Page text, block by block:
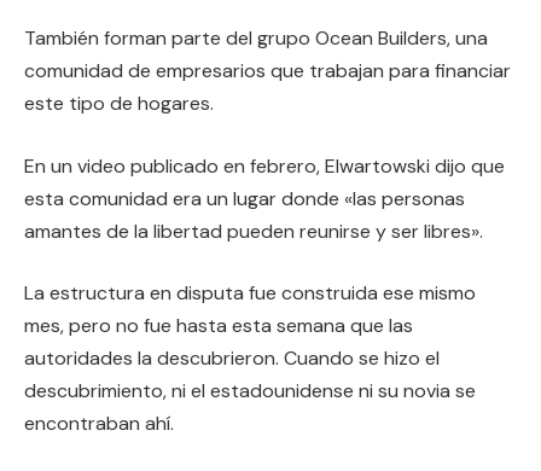
También forman parte del grupo Ocean Builders, una
comunidad de empresarios que trabajan para financiar
este tipo de hogares.
En un video publicado en febrero, Elwartowski dijo que
esta comunidad era un lugar donde «las personas
amantes de la libertad pueden reunirse y ser libres».
La estructura en disputa fue construida ese mismo
mes, pero no fue hasta esta semana que las
autoridades la descubrieron. Cuando se hizo el
descubrimiento, ni el estadounidense ni su novia se
encontraban ahí.